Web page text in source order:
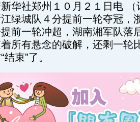
社郑州１０月２１日电 （
绿城队４分提前一轮夺冠，
前一轮冲超，湖南湘军队落
所有悬念的破解，还剩一轮
束”了。